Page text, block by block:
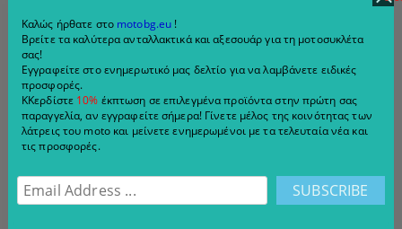
Μπουφάν μοτοσικλέτας για ταξίδια 4 εποχών Modeka Varus
Μαύρο/Κίτρινο
€171.00 334.45 лв.
Καλώς ήρθατε στο motobg.eu !
Βρείτε τα καλύτερα ανταλλακτικά και αξεσουάρ για τη μοτοσυκλέτα
σας!
Εγγραφείτε στο ενημερωτικό μας δελτίο για να λαμβάνετε ειδικές
προσφορές.
ΚΚερδίστε 10% έκπτωση σε επιλεγμένα προϊόντα στην πρώτη σας
παραγγελία, αν εγγραφείτε σήμερα! Γίνετε μέλος της κοινότητας των
λάτρεις του moto και μείνετε ενημερωμένοι με τα τελευταία νέα και
τις προσφορές.